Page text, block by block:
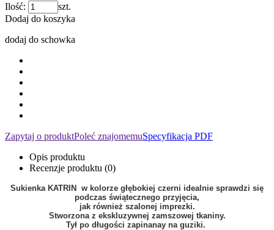
Ilość:
szt.
Dodaj do koszyka
dodaj do schowka
Zapytaj o produktPoleć znajomemuSpecyfikacja PDF
Opis produktu
Recenzje produktu (0)
Sukienka KATRIN w kolorze głębokiej czerni idealnie sprawdzi się
podczas świątecznego przyjęcia,
jak również szalonej imprezki.
Stworzona z ekskluzywnej zamszowej tkaniny.
Tył po długości zapinanay na guziki.